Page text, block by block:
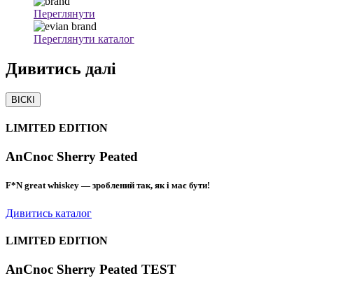
Переглянути
Переглянути каталог
Дивитись далі
ВІСКІ
LIMITED EDITION
AnCnoc Sherry Peated
F*N great whiskey — зроблений так, як і має бути!
Дивитись каталог
LIMITED EDITION
AnCnoc Sherry Peated TEST